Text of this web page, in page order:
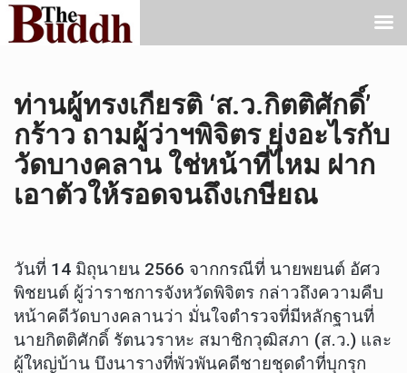
ท่านผู้ทรงเกียรติ ‘ส.ว.กิตติศักดิ์’
กร้าว ถามผู้ว่าฯพิจิตร ยุ่งอะไรกับ
วัดบางคลาน ใช่หน้าที่ไหม ฝาก
เอาตัวให้รอดจนถึงเกษียณ
วันที่ 14 มิถุนายน 2566 จากกรณีที่ นายพยนต์ อัศว
พิชยนต์ ผู้ว่าราชการจังหวัดพิจิตร กล่าวถึงความคืบ
หน้าคดีวัดบางคลานว่า มั่นใจตำรวจที่มีหลักฐานที่
นายกิตติศักดิ์ รัตนวราหะ สมาชิกวุฒิสภา (ส.ว.) และ
ผู้ใหญ่บ้าน บึงนารางที่พัวพันคดีชายชุดดำที่บุกรุก